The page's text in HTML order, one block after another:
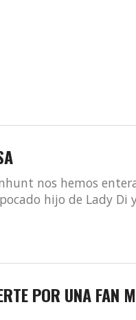
nos hemos
hijo de Lady Di
POR UNA FAN